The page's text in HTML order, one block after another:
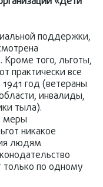
поддержки,
того, льготы,
практически все
год (ветераны
инвалиды,
тыла).
меры
никакое
людям
только по одному